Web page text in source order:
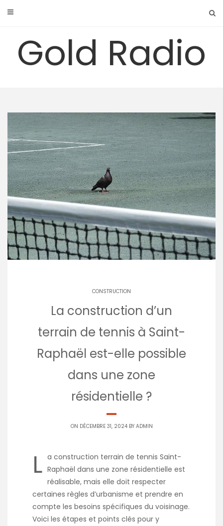
Gold Radio
CONSTRUCTION
La construction d’un
terrain de tennis à Saint-
Raphaël est-elle possible
dans une zone
résidentielle ?
ON DÉCEMBRE 31, 2024 BY ADMIN
L a construction terrain de tennis Saint-
Raphaël dans une zone résidentielle est
réalisable, mais elle doit respecter
certaines règles d’urbanisme et prendre en
compte les besoins spécifiques du voisinage.
Voici les étapes et points clés pour y